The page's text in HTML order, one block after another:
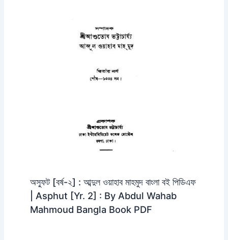
অস্ফুট [বর্ষ-২] : আব্দুল ওয়াহাব মাহমুদ বাংলা বই পিডিএফ
| Asphut [Yr. 2] : By Abdul Wahab
Mahmoud Bangla Book PDF